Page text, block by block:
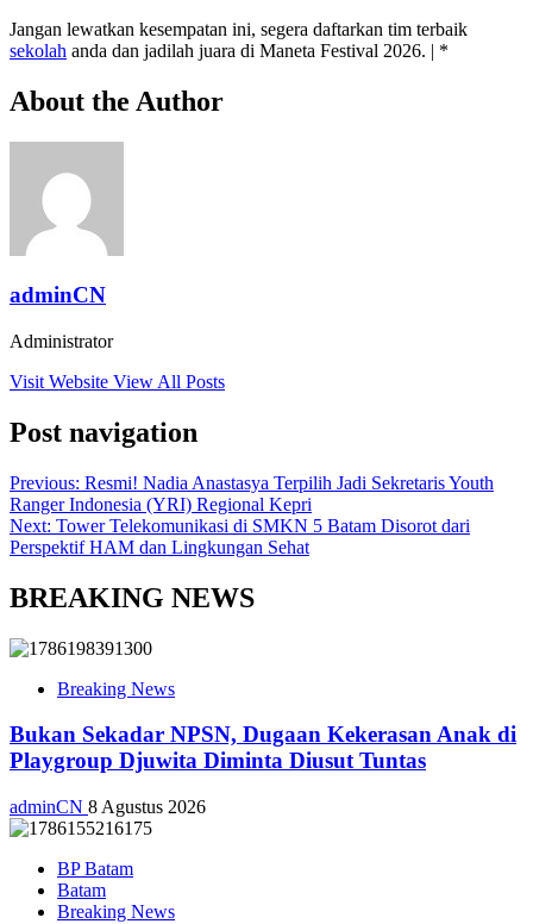
Jangan lewatkan kesempatan ini, segera daftarkan tim terbaik
sekolah anda dan jadilah juara di Maneta Festival 2026. | *
About the Author
adminCN
Administrator
Visit Website View All Posts
Post navigation
Previous: Resmi! Nadia Anastasya Terpilih Jadi Sekretaris Youth
Ranger Indonesia (YRI) Regional Kepri
Next: Tower Telekomunikasi di SMKN 5 Batam Disorot dari
Perspektif HAM dan Lingkungan Sehat
BREAKING NEWS
Breaking News
Bukan Sekadar NPSN, Dugaan Kekerasan Anak di
Playgroup Djuwita Diminta Diusut Tuntas
adminCN 8 Agustus 2026
BP Batam
Batam
Breaking News